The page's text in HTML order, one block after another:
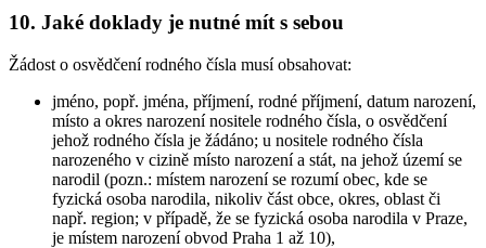
10. Jaké doklady je nutné mít s sebou
Žádost o osvědčení rodného čísla musí obsahovat:
jméno, popř. jména, příjmení, rodné příjmení, datum narození,
místo a okres narození nositele rodného čísla, o osvědčení
jehož rodného čísla je žádáno; u nositele rodného čísla
narozeného v cizině místo narození a stát, na jehož území se
narodil (pozn.: místem narození se rozumí obec, kde se
fyzická osoba narodila, nikoliv část obce, okres, oblast či
např. region; v případě, že se fyzická osoba narodila v Praze,
je místem narození obvod Praha 1 až 10),